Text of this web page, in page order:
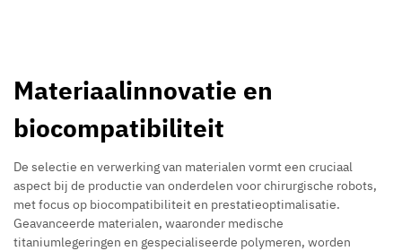
Materiaalinnovatie en
biocompatibiliteit
De selectie en verwerking van materialen vormt een cruciaal
aspect bij de productie van onderdelen voor chirurgische robots,
met focus op biocompatibiliteit en prestatieoptimalisatie.
Geavanceerde materialen, waaronder medische
titaniumlegeringen en gespecialiseerde polymeren, worden